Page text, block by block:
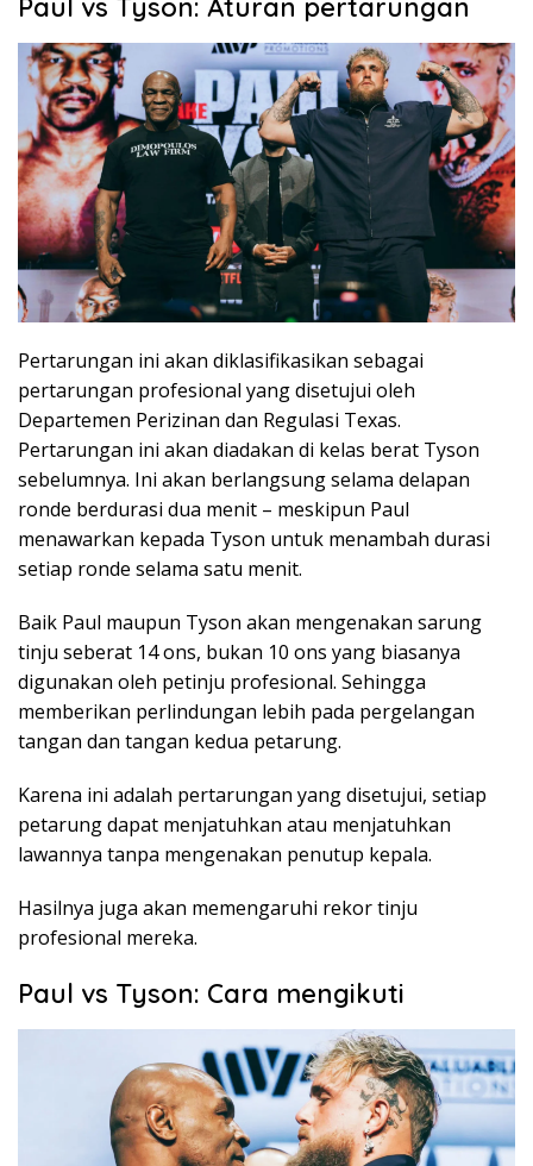
Paul vs Tyson: Aturan pertarungan
Pertarungan ini akan diklasifikasikan sebagai
pertarungan profesional yang disetujui oleh
Departemen Perizinan dan Regulasi Texas.
Pertarungan ini akan diadakan di kelas berat Tyson
sebelumnya. Ini akan berlangsung selama delapan
ronde berdurasi dua menit – meskipun Paul
menawarkan kepada Tyson untuk menambah durasi
setiap ronde selama satu menit.
Baik Paul maupun Tyson akan mengenakan sarung
tinju seberat 14 ons, bukan 10 ons yang biasanya
digunakan oleh petinju profesional. Sehingga
memberikan perlindungan lebih pada pergelangan
tangan dan tangan kedua petarung.
Karena ini adalah pertarungan yang disetujui, setiap
petarung dapat menjatuhkan atau menjatuhkan
lawannya tanpa mengenakan penutup kepala.
Hasilnya juga akan memengaruhi rekor tinju
profesional mereka.
Paul vs Tyson: Cara mengikuti